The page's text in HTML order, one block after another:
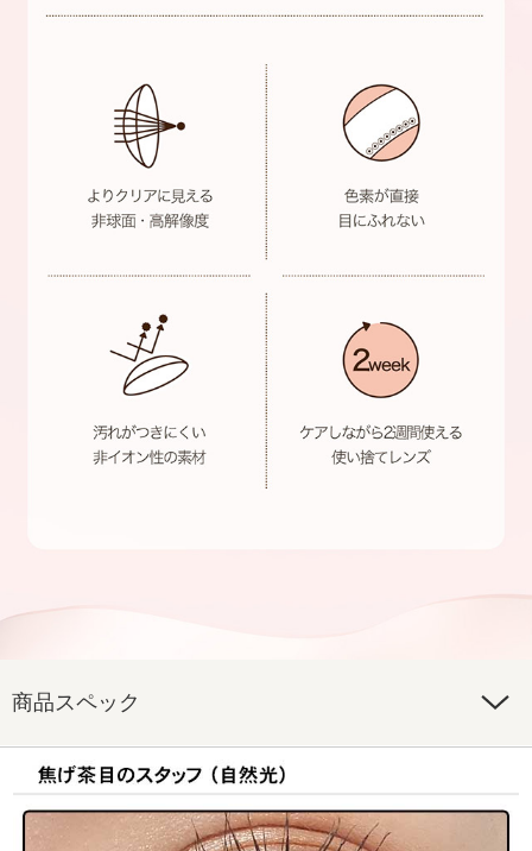
商品スペック